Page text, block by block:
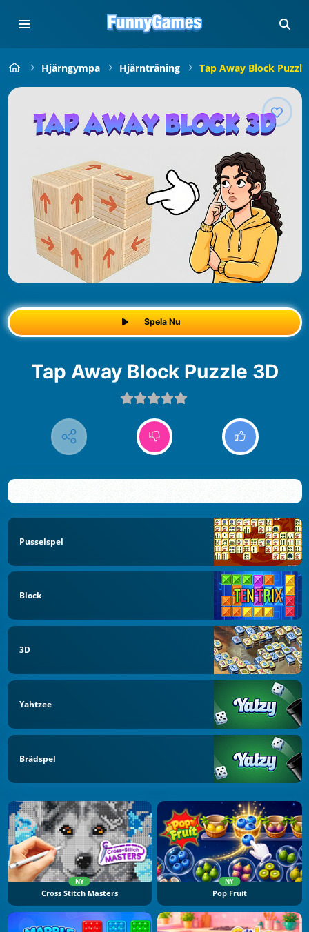
Hjärngympa Hjärnträning Tap Away Block Puzzle
Spela Nu
Tap Away Block Puzzle 3D
Pusselspel
Block
3D
Yahtzee
Brädspel
NY
Cross Stitch Masters
NY
Pop Fruit